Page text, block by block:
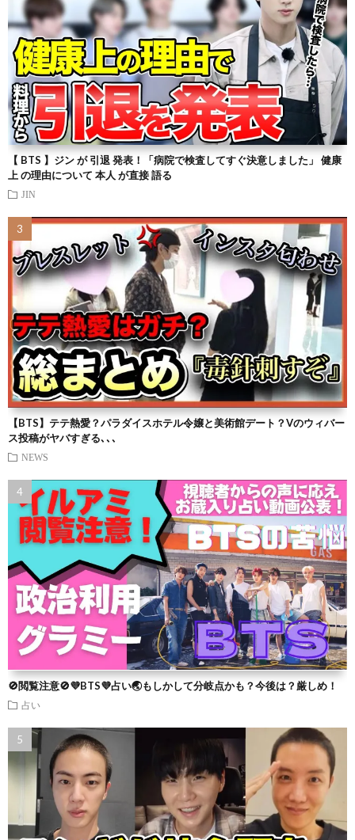
【 BTS 】ジン が 引退 発表！「病院で検査してすぐ決意しました」 健康
上 の理由について 本人 が直接 語る
JIN
【BTS】テテ熱愛？パラダイスホテル令嬢と美術館デート？Vのウィバー
ス投稿がヤバすぎる､､､
NEWS
🚫閲覧注意🚫💜BTS💜占い🌏もしかして分岐点かも？今後は？厳しめ！
占い